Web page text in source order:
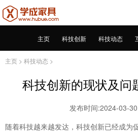
主页 科技创新 科技动态
主页 > 科技动态 >
科技创新的现状及问
发布时间:2024-03-
随着科技越来越发达，科技创新已经成为